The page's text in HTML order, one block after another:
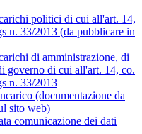
politici di cui all'art. 14,
n. 33/2013 (da pubblicare in
di amministrazione, di
governo di cui all'art. 14, co.
n. 33/2013
(documentazione da
sito web)
comunicazione dei dati